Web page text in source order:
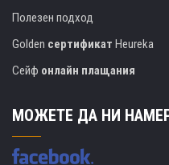
Полезен подход
Golden сертификат Heureka
Сейф онлайн плащания
МОЖЕТЕ ДА НИ